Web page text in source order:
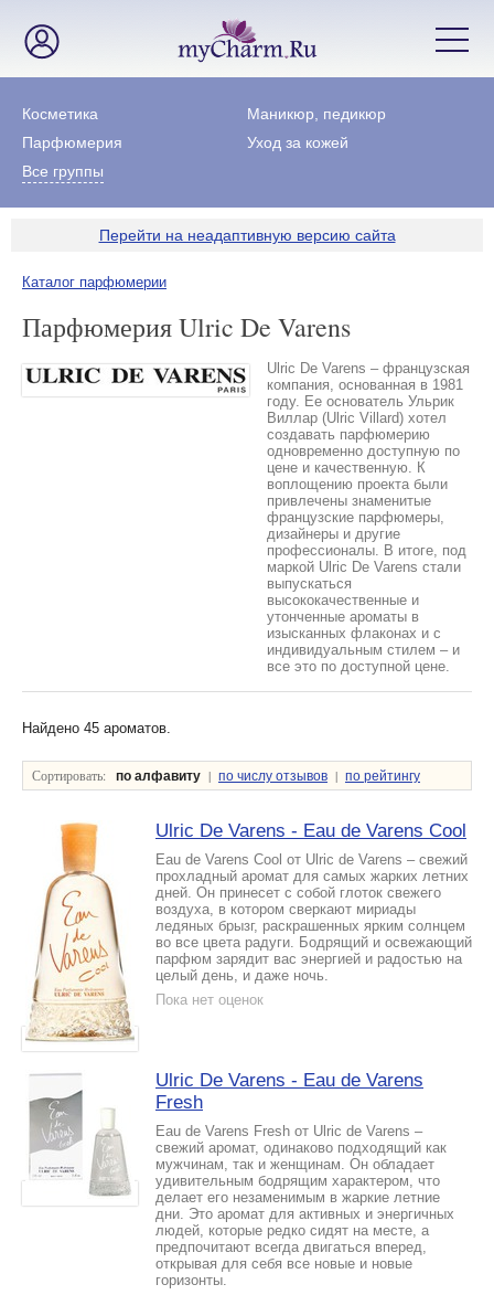
Косметика
Маникюр, педикюр
Парфюмерия
Уход за кожей
Все группы
Перейти на неадаптивную версию сайта
Каталог парфюмерии
Парфюмерия Ulric De Varens
Ulric De Varens – французская
компания, основанная в 1981
году. Ее основатель Ульрик
Виллар (Ulric Villard) хотел
создавать парфюмерию
одновременно доступную по
цене и качественную. К
воплощению проекта были
привлечены знаменитые
французские парфюмеры,
дизайнеры и другие
профессионалы. В итоге, под
маркой Ulric De Varens стали
выпускаться
высококачественные и
утонченные ароматы в
изысканных флаконах и с
индивидуальным стилем – и
все это по доступной цене.
Найдено 45 ароматов.
Сортировать: по алфавиту | по числу отзывов | по рейтингу
Ulric De Varens - Eau de Varens Cool
Eau de Varens Cool от Ulric de Varens – свежий
прохладный аромат для самых жарких летних
дней. Он принесет с собой глоток свежего
воздуха, в котором сверкают мириады
ледяных брызг, раскрашенных ярким солнцем
во все цвета радуги. Бодрящий и освежающий
парфюм зарядит вас энергией и радостью на
целый день, и даже ночь.
Пока нет оценок
Ulric De Varens - Eau de Varens
Fresh
Eau de Varens Fresh от Ulric de Varens –
свежий аромат, одинаково подходящий как
мужчинам, так и женщинам. Он обладает
удивительным бодрящим характером, что
делает его незаменимым в жаркие летние
дни. Это аромат для активных и энергичных
людей, которые редко сидят на месте, а
предпочитают всегда двигаться вперед,
открывая для себя все новые и новые
горизонты.